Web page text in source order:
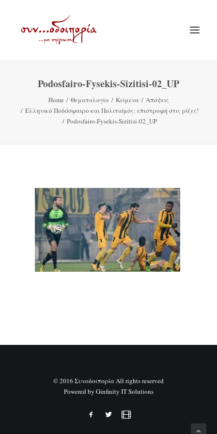
ΑΡΧΙΚΗ
ΘΕΜΑΤΟΛΟΓΙΑ
ΑΝΑΚΟΙΝΩΣΕΙΣ
ΠΑΛΑΙΑ ΣΥΝΟΔΟΙΠΟΡΙΑ
ΕΠΙΚΟΙΝΩΝΙΑ
SEARCH
Podosfairo-Fysekis-Sizitisi-02_UP
Home Θεματολογία Κείμενα
Απόψεις
Ελληνικό Ποδόσφαιρο και Πολιτισμός: επιστροφή στις ρίζες!
Podosfairo-Fysekis-Sizitisi-02_UP
© 2016 Συνοδοιπορία All rights reserved
Powered by Ginfinity IT Solutions